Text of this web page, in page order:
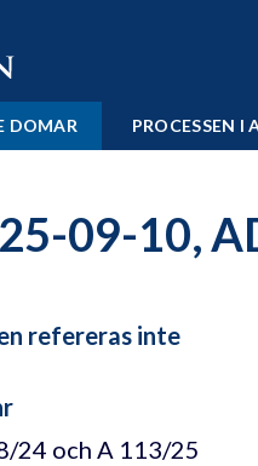
DOMAR PROCESSEN I
09-10,
refereras inte
24 och A 113/25